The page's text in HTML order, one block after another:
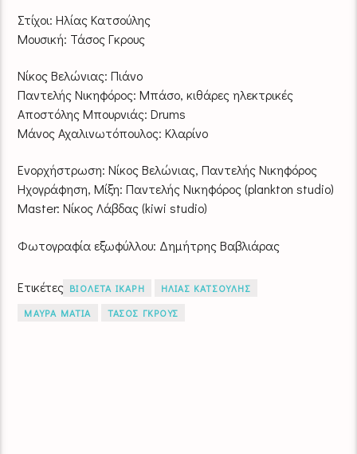
Στίχοι: Ηλίας Κατσούλης
Μουσική: Τάσος Γκρους
Νίκος Βελώνιας: Πιάνο
Παντελής Νικηφόρος: Μπάσο, κιθάρες ηλεκτρικές
Αποστόλης Μπουρνιάς: Drums
Μάνος Αχαλινωτόπουλος: Κλαρίνο
Ενορχήστρωση: Νίκος Βελώνιας, Παντελής Νικηφόρος
Ηχογράφηση, Μίξη: Παντελής Νικηφόρος (plankton studio)
Master: Νίκος Λάβδας (kiwi studio)
Φωτογραφία εξωφύλλου: Δημήτρης Βαβλιάρας
Ετικέτες ΒΙΟΛΕΤΑ ΙΚΑΡΗ
ΗΛΙΑΣ ΚΑΤΣΟΥΛΗΣ
ΜΑΥΡΑ ΜΑΤΙΑ
ΤΑΣΟΣ ΓΚΡΟΥΣ